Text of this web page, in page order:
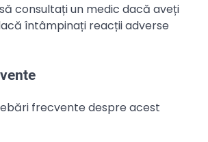
consultați un medic dacă aveți
întâmpinați reacții adverse
frecvente despre acest